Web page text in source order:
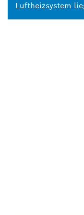
Luftheizsystem